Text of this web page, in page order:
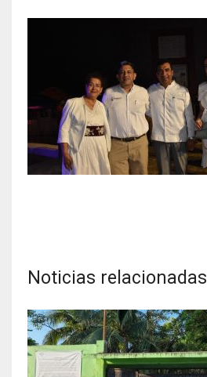
Noticias relacionadas